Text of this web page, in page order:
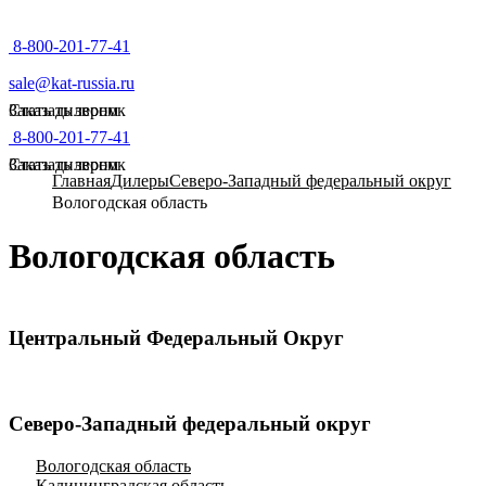
8-800-201-77-41
sale@kat-russia.ru
Стать дилером
Заказать звонок
8-800-201-77-41
Стать дилером
Заказать звонок
ГлавнаяДилерыСеверо-Западный федеральный округ
Вологодская область
Вологодская область
Центральный Федеральный Округ
Ивановская область
Костромская область
Липецкая область
Рязанская область
Северо-Западный федеральный округ
Вологодская область